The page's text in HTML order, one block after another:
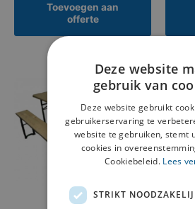
Toevoegen aan
offerte
Deze website
gebruik van
Deze website gebruikt
gebruikerservaring te
website te gebruiken, stemt
cookies in
Cookiebeleid. Lees
STRIKT